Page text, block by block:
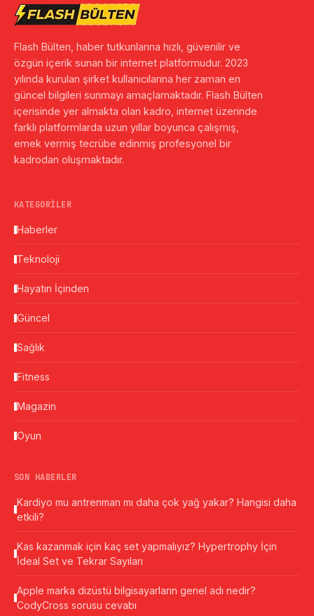
Flash Bülten, haber tutkunlarına hızlı, güvenilir ve
özgün içerik sunan bir internet platformudur. 2023
yılında kurulan şirket kullanıcılarına her zaman en
güncel bilgileri sunmayı amaçlamaktadır. Flash Bülten
içerisinde yer almakta olan kadro, internet üzerinde
farklı platformlarda uzun yıllar boyunca çalışmış,
emek vermiş tecrübe edinmiş profesyonel bir
kadrodan oluşmaktadır.
KATEGORILER
Haberler
Teknoloji
Hayatın İçinden
Güncel
Sağlık
Fitness
Magazin
Oyun
SON HABERLER
Kardiyo mu antrenman mı daha çok yağ yakar? Hangisi daha
etkili?
Kas kazanmak için kaç set yapmalıyız? Hypertrophy İçin
İdeal Set ve Tekrar Sayıları
Apple marka dizüstü bilgisayarların genel adı nedir?
CodyCross sorusu cevabı